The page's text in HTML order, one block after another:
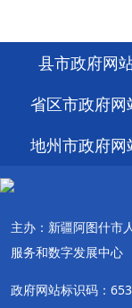
县市政府网
省区市政府网
地州市政府网
主办：新疆阿图什市
服务和数字发展中心
政府网站标识码：